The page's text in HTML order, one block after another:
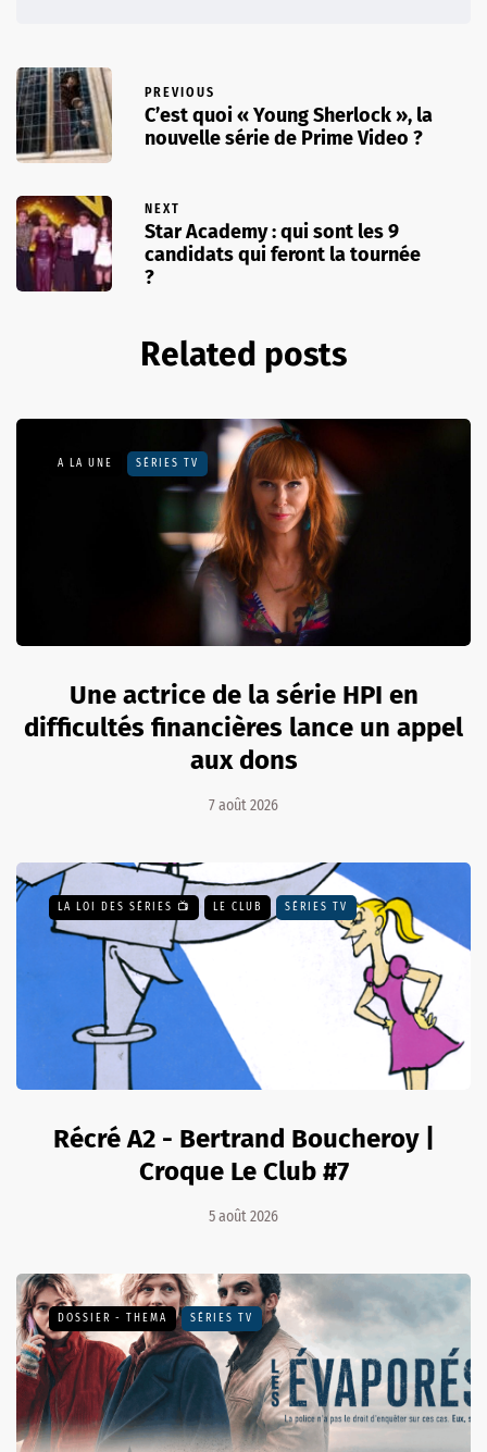
PREVIOUS
C’est quoi « Young Sherlock », la
nouvelle série de Prime Video ?
NEXT
Star Academy : qui sont les 9
candidats qui feront la tournée
?
Related posts
A LA UNE SÉRIES TV
Une actrice de la série HPI en
difficultés financières lance un appel
aux dons
7 août 2026
LA LOI DES SÉRIES 📺 LE CLUB SÉRIES TV
Récré A2 - Bertrand Boucheroy |
Croque Le Club #7
5 août 2026
DOSSIER - THEMA SÉRIES TV